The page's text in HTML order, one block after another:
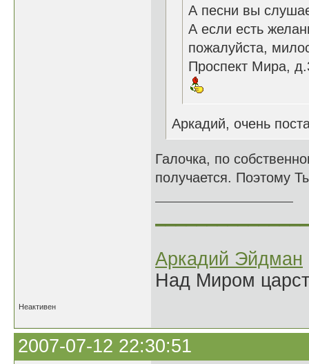
А песни вы
А если есть
пожалуйста,
Проспект Мира,
Аркадий, очень
Галочка, по
получается. Поэтому
Аркадий Эйдман
Над Миром
Неактивен
2007-07-12 22:30:51